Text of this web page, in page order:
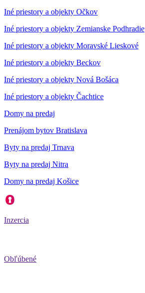
Iné priestory a objekty Očkov
Iné priestory a objekty Zemianske Podhradie
Iné priestory a objekty Moravské Lieskové
Iné priestory a objekty Beckov
Iné priestory a objekty Nová Bošáca
Iné priestory a objekty Čachtice
Domy na predaj
Prenájom bytov Bratislava
Byty na predaj Trnava
Byty na predaj Nitra
Domy na predaj Košice
Inzercia
Obľúbené